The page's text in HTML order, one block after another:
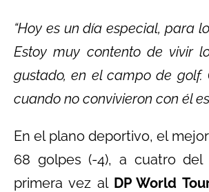
“Hoy es un día especial, para
Estoy muy contento de vivir
gustado, en el campo de golf.
cuando no convivieron con él
En el plano deportivo, el
68 golpes (-4), a cuatro
primera vez al DP World